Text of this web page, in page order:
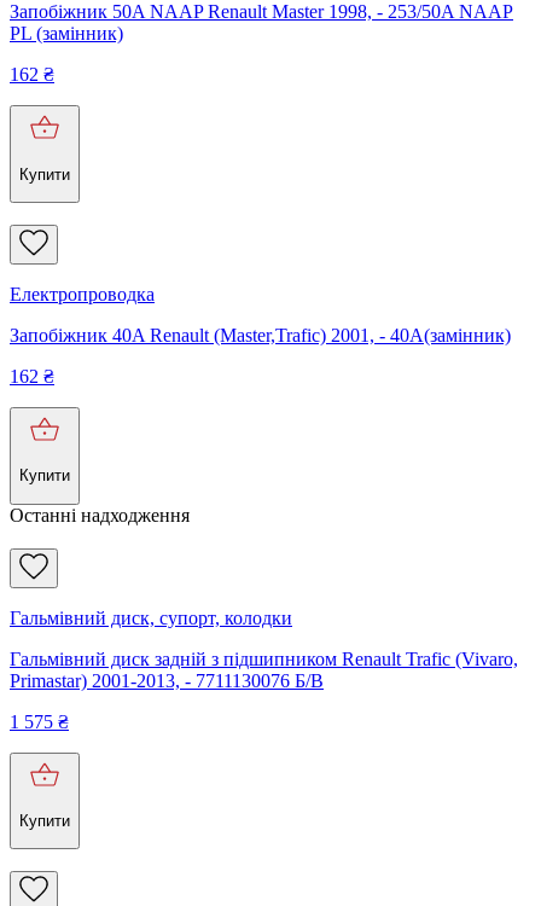
Запобіжник 50A NAAP Renault Master 1998, - 253/50A NAAP
PL (замінник)
162 ₴
Купити
Електропроводка
Запобіжник 40A Renault (Master,Trafic) 2001, - 40A(замінник)
162 ₴
Купити
Останні надходження
Гальмівний диск, супорт, колодки
Гальмівний диск задній з підшипником Renault Trafic (Vivaro,
Primastar) 2001-2013, - 7711130076 Б/В
1 575 ₴
Купити